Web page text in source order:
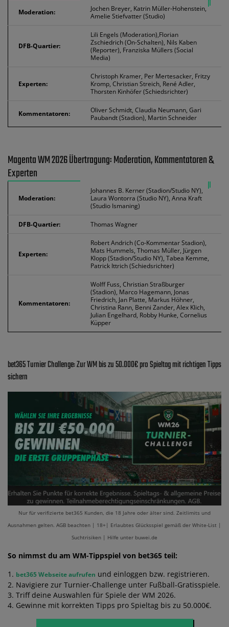
Moderation:
Jochen Breyer, Katrin Müller-Hohenstein,
Amelie Stiefvatter (Studio)
DFB-Quartier:
Lili Engels (Moderation),Florian
Zschiedrich (On-Schalten), Nils Kaben
(Reporter), Franziska Müllers (Social
Media)
Experten:
Christoph Kramer, Per Mertesacker, Fritzy
Kromp, Christian Streich, René Adler,
Thorsten Kinhöfer (Schiedsrichter)
Kommentatoren:
Oliver Schmidt, Claudia Neumann, Gari
Paubandt (Stadion), Martin Schneider
Magenta WM 2026 Übertragung: Moderation, Kommentatoren &
Experten
Moderation:
Johannes B. Kerner (Stadion/Studio NY),
Laura Wontorra (Studio NY), Anna Kraft
(Studio Ismaning)
DFB-Quartier: Thomas Wagner
Experten:
Robert Andrich (Co-Kommentar Stadion),
Mats Hummels, Thomas Müller, Jürgen
Klopp (Stadion/Studio NY), Tabea Kemme,
Patrick Ittrich (Schiedsrichter)
Kommentatoren:
Wolff Fuss, Christian Straßburger
(Stadion), Marco Hagemann, Jonas
Friedrich, Jan Platte, Markus Höhner,
Christina Rann, Benni Zander, Alex Klich,
Julian Engelhard, Robby Hunke, Cornelius
Küpper
bet365 Turnier Challenge: Zur WM bis zu 50.000€ pro Spieltag mit richtigen Tipps
sichern
Nur für verifizierte bet365 Kunden, die 18 Jahre oder älter sind. Zeitlimits und
Ausnahmen gelten. AGB beachten | 18+| Erlaubtes Glücksspiel gemäß der White-List |
Suchtrisiken | Hilfe unter buwei.de
So nimmst du am WM-Tippspiel von bet365 teil:
1. bet365 Webseite aufrufen und einloggen bzw. registrieren.
2. Navigiere zur Turnier-Challenge unter Fußball-Gratisspiele.
3. Triff deine Auswahlen für Spiele der WM 2026.
4. Gewinne mit korrekten Tipps pro Spieltag bis zu 50.000€.